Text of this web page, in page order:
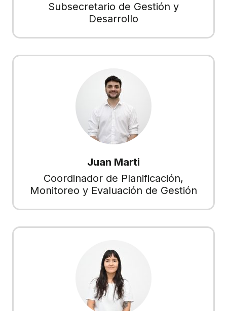
Subsecretario de Gestión y
Desarrollo
Juan Marti
Coordinador de Planificación,
Monitoreo y Evaluación de Gestión